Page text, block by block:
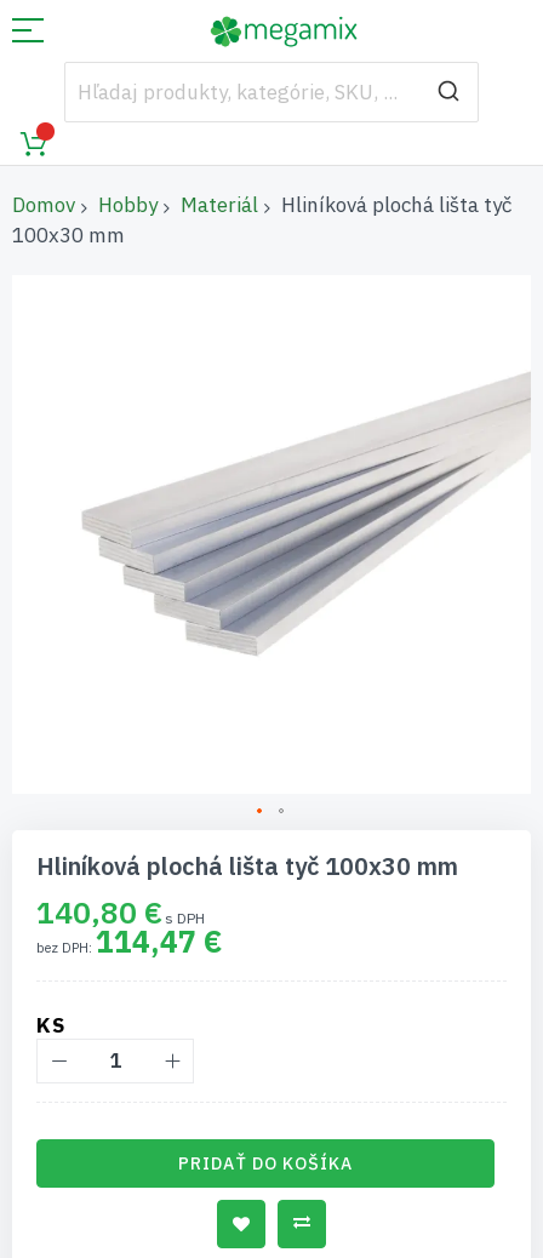
Domov Hobby Materiál
Hliníková plochá lišta tyč
100x30 mm
začiatok
galérie
obrázkov
Hliníková plochá lišta tyč 100x30 mm
140,80 €
114,47 €
KS
PRIDAŤ DO KOŠÍKA